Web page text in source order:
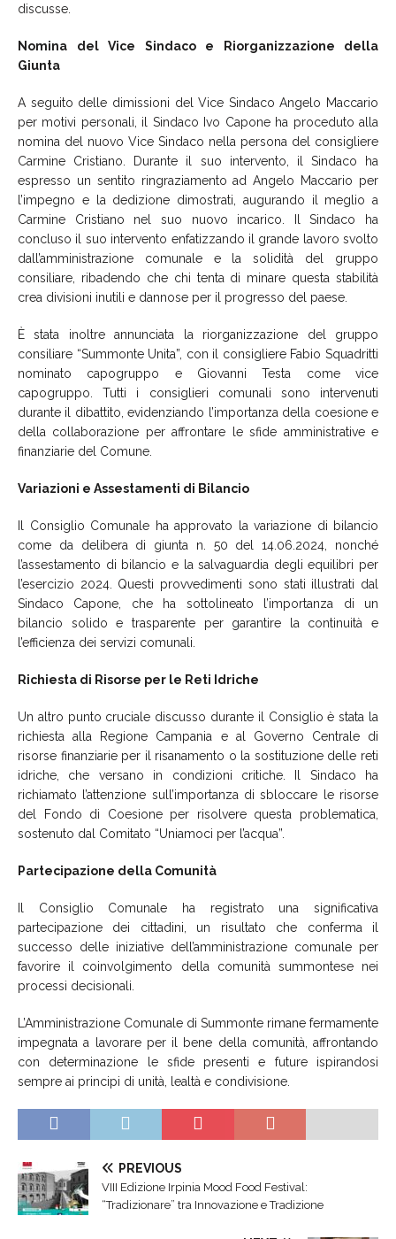
discusse.
Nomina del Vice Sindaco e Riorganizzazione della
Giunta
A seguito delle dimissioni del Vice Sindaco Angelo Maccario
per motivi personali, il Sindaco Ivo Capone ha proceduto alla
nomina del nuovo Vice Sindaco nella persona del consigliere
Carmine Cristiano. Durante il suo intervento, il Sindaco ha
espresso un sentito ringraziamento ad Angelo Maccario per
l’impegno e la dedizione dimostrati, augurando il meglio a
Carmine Cristiano nel suo nuovo incarico. Il Sindaco ha
concluso il suo intervento enfatizzando il grande lavoro svolto
dall’amministrazione comunale e la solidità del gruppo
consiliare, ribadendo che chi tenta di minare questa stabilità
crea divisioni inutili e dannose per il progresso del paese.
È stata inoltre annunciata la riorganizzazione del gruppo
consiliare “Summonte Unita”, con il consigliere Fabio Squadritti
nominato capogruppo e Giovanni Testa come vice
capogruppo. Tutti i consiglieri comunali sono intervenuti
durante il dibattito, evidenziando l’importanza della coesione e
della collaborazione per affrontare le sfide amministrative e
finanziarie del Comune.
Variazioni e Assestamenti di Bilancio
Il Consiglio Comunale ha approvato la variazione di bilancio
come da delibera di giunta n. 50 del 14.06.2024, nonché
l’assestamento di bilancio e la salvaguardia degli equilibri per
l’esercizio 2024. Questi provvedimenti sono stati illustrati dal
Sindaco Capone, che ha sottolineato l’importanza di un
bilancio solido e trasparente per garantire la continuità e
l’efficienza dei servizi comunali.
Richiesta di Risorse per le Reti Idriche
Un altro punto cruciale discusso durante il Consiglio è stata la
richiesta alla Regione Campania e al Governo Centrale di
risorse finanziarie per il risanamento o la sostituzione delle reti
idriche, che versano in condizioni critiche. Il Sindaco ha
richiamato l’attenzione sull’importanza di sbloccare le risorse
del Fondo di Coesione per risolvere questa problematica,
sostenuto dal Comitato “Uniamoci per l’acqua”.
Partecipazione della Comunità
Il Consiglio Comunale ha registrato una significativa
partecipazione dei cittadini, un risultato che conferma il
successo delle iniziative dell’amministrazione comunale per
favorire il coinvolgimento della comunità summontese nei
processi decisionali.
L’Amministrazione Comunale di Summonte rimane fermamente
impegnata a lavorare per il bene della comunità, affrontando
con determinazione le sfide presenti e future ispirandosi
sempre ai principi di unità, lealtà e condivisione.
PREVIOUS
VIII Edizione Irpinia Mood Food Festival:
“Tradizionare” tra Innovazione e Tradizione